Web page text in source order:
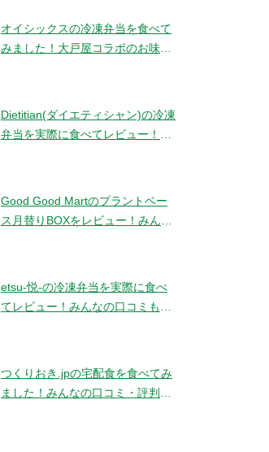
オイシックスの冷凍弁当を食べて
みました！大戸屋コラボのお味と
Dietitian(ダイエティシャン)の冷凍
弁当を実際に食べてレビュー！み
Good Good Martのプラントベー
ス月替りBOXをレビュー！みんな
etsu-悦-の冷凍弁当を実際に食べ
てレビュー！みんなの口コミもチ
つくりおき.jpの宅配食を食べてみ
ました！みんなの口コミ・評判も